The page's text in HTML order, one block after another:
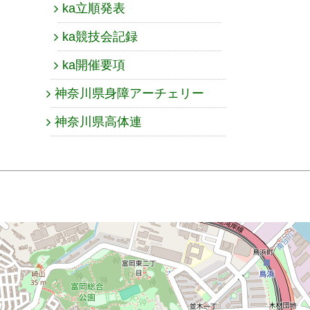
ka立順発表
ka競技会記録
ka開催要項
神奈川県身障アーチェリー
神奈川県高体連